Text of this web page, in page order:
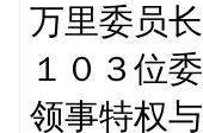
万里委员
１０３位
领事特权